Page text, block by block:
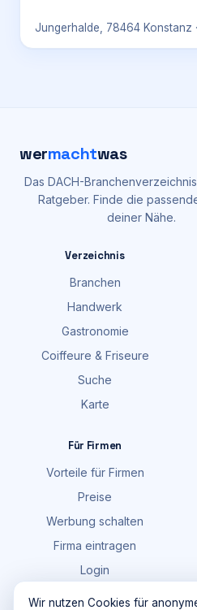
Jungerhalde, 78464 Konstanz ·
wermachtwas
Das DACH-
Ratgeber. Finde die
deiner Nähe.
Verzeichnis
Branchen
Handwerk
Gastronomie
Coiffeure & Friseure
Suche
Karte
Für Firmen
Vorteile für Firmen
Preise
Werbung schalten
Firma eintragen
Login
Wir nutzen Cookies für